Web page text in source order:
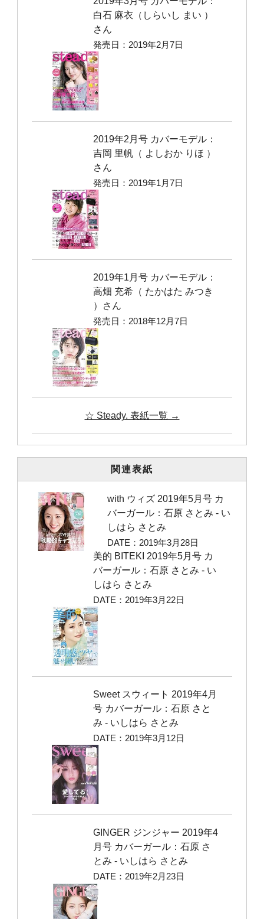
白石 麻衣（しらいし まい ）
さん
発売日：2019年2月7日
2019年2月号 カバーモデル：
吉岡 里帆（ よしおか りほ ）
さん
発売日：2019年1月7日
2019年1月号 カバーモデル：
高畑 充希（ たかはた みつき
）さん
発売日：2018年12月7日
☆ Steady. 表紙一覧 →
関連表紙
with ウィズ 2019年5月号 カ
バーガール：石原 さとみ ‐ い
しはら さとみ
DATE：2019年3月28日
美的 BITEKI 2019年5月号 カ
バーガール：石原 さとみ ‐ い
しはら さとみ
DATE：2019年3月22日
Sweet スウィート 2019年4月
号 カバーガール：石原 さと
み ‐ いしはら さとみ
DATE：2019年3月12日
GINGER ジンジャー 2019年4
月号 カバーガール：石原 さ
とみ ‐ いしはら さとみ
DATE：2019年2月23日